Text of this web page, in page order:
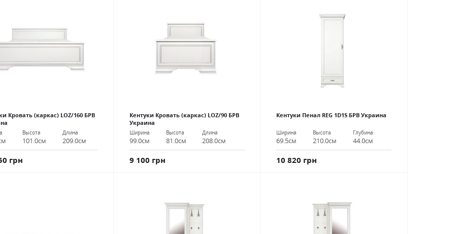
Кровать (каркас) LOZ/160 БРВ
Высота
101.0см
Длина
209.0см
грн
Кентуки Кровать (каркас) LOZ/90 БРВ
Украина
Ширина
99.0см
Высота
81.0см
Длина
208.0см
9 100 грн
Кентуки Пенал REG 1D1S БРВ Украина
Ширина
69.5см
Высота
210.0см
Глубина
44.0см
10 820 грн